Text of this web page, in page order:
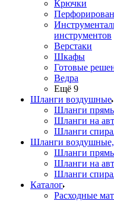
Крючки
инструментов
Верстаки
Шкафы
Готовые
Ведра
Ещё 9
Шланги воздушные
Шланги
Шланги на
Шланги
Шланги
Шланги
Шланги на
Шланги
Каталог
Расходные